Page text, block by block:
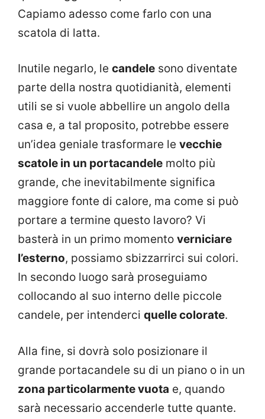
Capiamo adesso come farlo con una
scatola di latta.
Inutile negarlo, le candele sono diventate
parte della nostra quotidianità, elementi
utili se si vuole abbellire un angolo della
casa e, a tal proposito, potrebbe essere
un’idea geniale trasformare le vecchie
scatole in un portacandele molto più
grande, che inevitabilmente significa
maggiore fonte di calore, ma come si può
portare a termine questo lavoro? Vi
basterà in un primo momento verniciare
l’esterno, possiamo sbizzarrirci sui colori.
In secondo luogo sarà proseguiamo
collocando al suo interno delle piccole
candele, per intenderci quelle colorate.
Alla fine, si dovrà solo posizionare il
grande portacandele su di un piano o in un
zona particolarmente vuota e, quando
sarà necessario accenderle tutte quante.